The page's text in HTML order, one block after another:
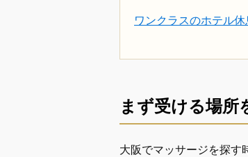
ワンクラスのホテル休
まず受ける場所
大阪でマッサージを探す